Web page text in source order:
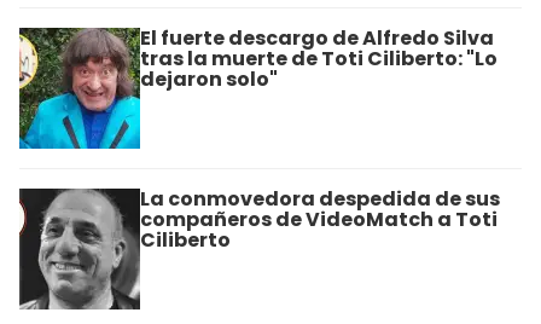
El fuerte descargo de Alfredo Silva
tras la muerte de Toti Ciliberto: "Lo
dejaron solo"
La conmovedora despedida de sus
compañeros de VideoMatch a Toti
Ciliberto